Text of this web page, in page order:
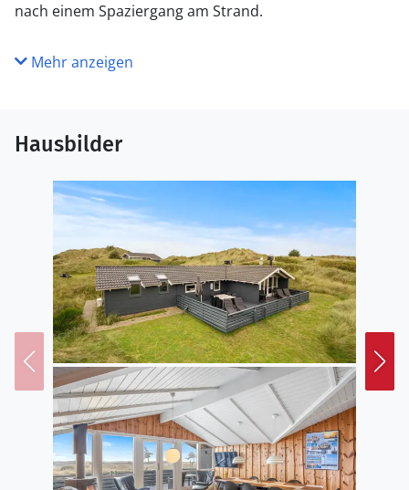
nach einem Spaziergang am Strand.
Mehr anzeigen
Hausbilder